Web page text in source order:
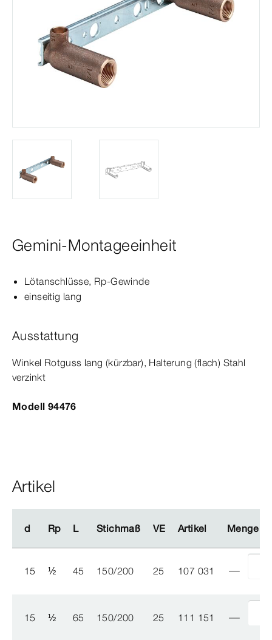
Gemini-Montageeinheit
Lötanschlüsse, Rp‑Gewinde
einseitig lang
Ausstattung
Winkel Rotguss lang (kürzbar), Halterung (flach) Stahl
verzinkt
Modell 94476
Artikel
d Rp L Stichmaß VE Artikel Menge
d Rp L Stichmaß VE Artikel Menge
15 ½ 45 150/200 25 107 031
15 ½ 65 150/200 25 111 151